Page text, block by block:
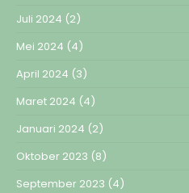
Juli 2024 (2)
Mei 2024 (4)
April 2024 (3)
Maret 2024 (4)
Januari 2024 (2)
Oktober 2023 (8)
September 2023 (4)